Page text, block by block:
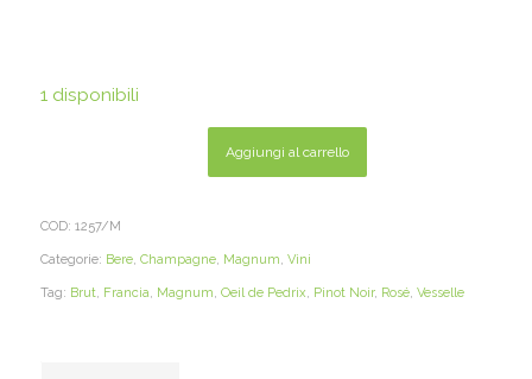
1 disponibili
Aggiungi al carrello
COD: 1257/M
Categorie: Bere, Champagne, Magnum, Vini
Tag: Brut, Francia, Magnum, Oeil de Pedrix, Pinot Noir, Rosé, Vesselle